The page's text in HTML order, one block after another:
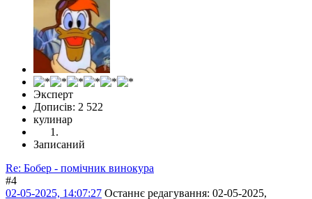
Эксперт
Дописів: 2 522
кулинар
Записаний
Re: Бобер - помічник винокура
#4
02-05-2025, 14:07:27 Останнє редагування: 02-05-2025,